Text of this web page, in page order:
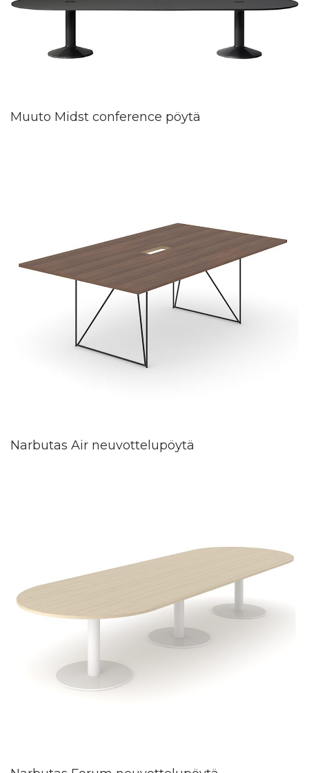
Muuto Midst conference pöytä
Narbutas Air neuvottelupöytä